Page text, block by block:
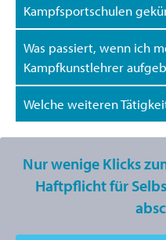
Kampfsportschulen
Was passiert, wenn ich
Kampfkunstlehrer
Welche weiteren
Nur wenige Klicks
Haftpflicht für